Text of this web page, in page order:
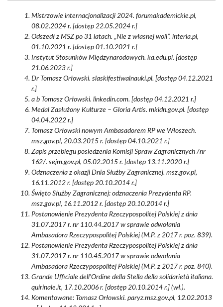
Mistrzowie internacjonalizacji 2024. forumakademickie.pl,
08.02.2024 r. [dostęp 22.05.2024 r.]
Odszedł z MSZ po 31 latach. „Nie z własnej woli”. interia.pl,
01.10.2021 r. [dostęp 01.10.2021 r.]
Instytut Stosunków Międzynarodowych. ka.edu.pl. [dostęp
21.06.2023 r.]
Dr Tomasz Orłowski. slaskifestiwalnauki.pl. [dostęp 04.12.2021
r.]
a b Tomasz Orłowski. linkedin.com. [dostęp 04.12.2021 r.]
Medal Zasłużony Kulturze – Gloria Artis. mkidn.gov.pl. [dostęp
04.04.2022 r.]
Tomasz Orłowski nowym Ambasadorem RP we Włoszech.
msz.gov.pl, 20.03.2015 r. [dostęp 04.10.2021 r.]
Zapis przebiegu posiedzenia Komisji Spraw Zagranicznych /nr
162/. sejm.gov.pl, 05.02.2015 r. [dostęp 13.11.2020 r.]
Odznaczenia z okazji Dnia Służby Zagranicznej. msz.gov.pl,
16.11.2012 r. [dostęp 20.10.2014 r.]
Święto Służby Zagranicznej: odznaczenia Prezydenta RP.
msz.gov.pl, 16.11.2012 r. [dostęp 20.10.2014 r.]
Postanowienie Prezydenta Rzeczypospolitej Polskiej z dnia
31.07.2017 r. nr 110.44.2017 w sprawie odwołania
Ambasadora Rzeczypospolitej Polskiej (M.P. z 2017 r. poz. 839).
Postanowienie Prezydenta Rzeczypospolitej Polskiej z dnia
31.07.2017 r. nr 110.45.2017 w sprawie odwołania
Ambasadora Rzeczypospolitej Polskiej (M.P. z 2017 r. poz. 840).
Grande Ufficiale dell'Ordine della Stella della solidarietà italiana.
quirinale.it, 17.10.2006 r. [dostęp 20.10.2014 r.] (wł.).
Komentowane: Tomasz Orłowski. paryz.msz.gov.pl, 12.02.2013